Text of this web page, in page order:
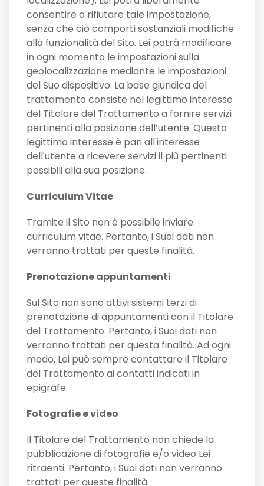
consentire o rifiutare tale impostazione,
senza che ciò comporti sostanziali modifiche
alla funzionalità del Sito. Lei potrà modificare
in ogni momento le impostazioni sulla
geolocalizzazione mediante le impostazioni
del Suo dispositivo. La base giuridica del
trattamento consiste nel legittimo interesse
del Titolare del Trattamento a fornire servizi
pertinenti alla posizione dell’utente. Questo
legittimo interesse è pari all'interesse
dell'utente a ricevere servizi il più pertinenti
possibili alla sua posizione.
Curriculum Vitae
Tramite il Sito non è possibile inviare
curriculum vitae. Pertanto, i Suoi dati non
verranno trattati per queste finalità.
Prenotazione appuntamenti
Sul Sito non sono attivi sistemi terzi di
prenotazione di appuntamenti con il Titolare
del Trattamento. Pertanto, i Suoi dati non
verranno trattati per questa finalità. Ad ogni
modo, Lei può sempre contattare il Titolare
del Trattamento ai contatti indicati in
epigrafe.
Fotografie e video
Il Titolare del Trattamento non chiede la
pubblicazione di fotografie e/o video Lei
ritraenti. Pertanto, i Suoi dati non verranno
trattati per queste finalità.